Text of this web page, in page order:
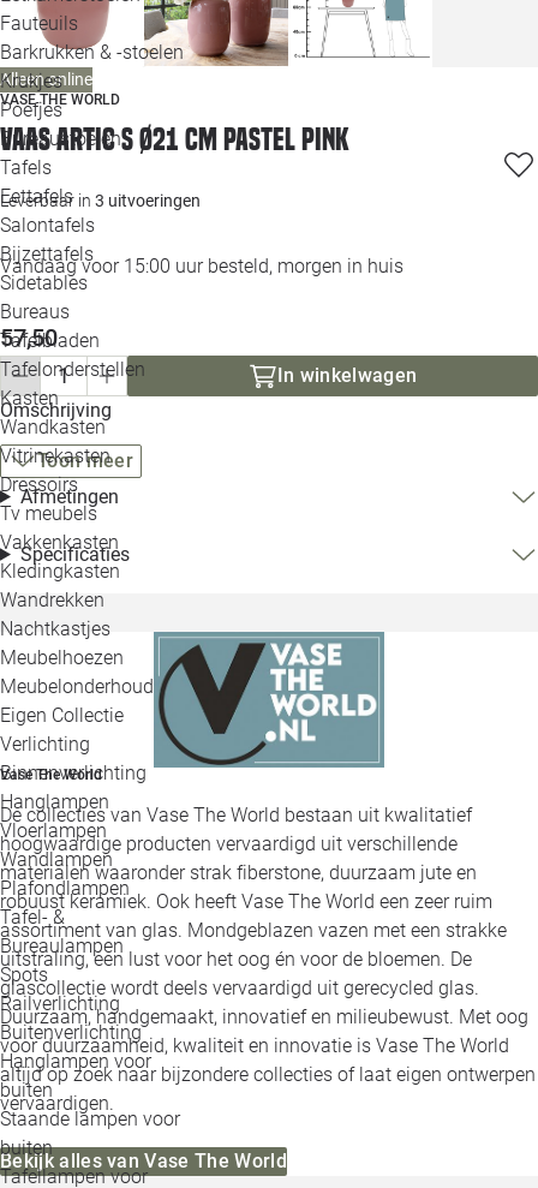
Fauteuils
Barkrukken & -stoelen
Krukjes
Poefjes
Bureaustoelen
Tafels
Eettafels
Salontafels
Bijzettafels
Sidetables
Bureaus
Tafelbladen
Tafelonderstellen
Kasten
Wandkasten
Vitrinekasten
Dressoirs
Tv meubels
Vakkenkasten
Kledingkasten
Wandrekken
Nachtkastjes
Meubelhoezen
Meubelonderhoud
Eigen Collectie
Verlichting
Binnenverlichting
Hanglampen
Vloerlampen
Wandlampen
Plafondlampen
Tafel- &
Bureaulampen
Spots
Railverlichting
Buitenverlichting
Hanglampen voor
buiten
Staande lampen voor
buiten
Tafellampen voor
Alle
Alleen online
VASE THE WORLD
Vaas Artic S Ø21 cm pastel pink
Leverbaar in 3 uitvoeringen
Vandaag voor 15:00 uur besteld, morgen in huis
57,50
In winkelwagen
Omschrijving
Toon meer
Afmetingen
Specificaties
Vase The World
De collecties van Vase The World bestaan uit kwalitatief
hoogwaardige producten vervaardigd uit verschillende
materialen waaronder strak fiberstone, duurzaam jute en
robuust keramiek. Ook heeft Vase The World een zeer ruim
assortiment van glas. Mondgeblazen vazen met een strakke
uitstraling, een lust voor het oog én voor de bloemen. De
glascollectie wordt deels vervaardigd uit gerecycled glas.
Duurzaam, handgemaakt, innovatief en milieubewust. Met oog
voor duurzaamheid, kwaliteit en innovatie is Vase The World
altijd op zoek naar bijzondere collecties of laat eigen ontwerpen
vervaardigen.
Bekijk alles van Vase The World